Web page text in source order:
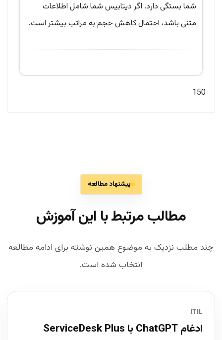
شما بستگی دارد. اگر دیتابیس شما شامل اطلاعات
متنی باشد، احتمال کاهش حجم به مراتب بیشتر است.
150
پیشنهاد مطالعه
مطالب مرتبط با این آموزش
چند مطلب نزدیک به موضوع همین نوشته برای ادامه مطالعه
انتخاب شده است.
ITIL
ادغام ChatGPT با ServiceDesk Plus